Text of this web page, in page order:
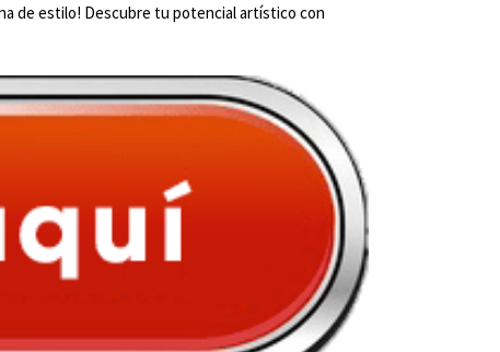
de estilo! Descubre tu potencial artístico con